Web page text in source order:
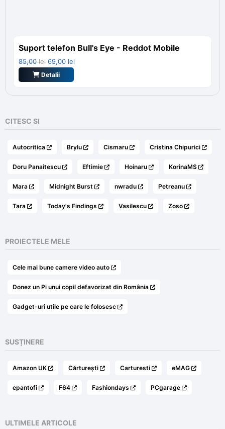
Suport telefon Bull's Eye - Reddot Mobile
85,00lei Prețul
inițial
69,00 leiPrețul
Detalii
CITESC SI
Autocritica Brylu Cismaru Cristina Chipurici
Doru Panaitescu Eftimie Hoinaru KorinaMS
Mara Midnight Burst nwradu Petreanu
Tara Today's Findings Vasilescu Zoso
PROIECTELE MELE
Cele mai bune camere video auto
Donez un Pi unui copil defavorizat din România
Gadget-uri utile pe care le folosesc
SUSȚINERE
Amazon UK Cărturești Carturesti eMAG
epantofi F64 Fashiondays PCgarage
ULTIMELE ARTICOLE